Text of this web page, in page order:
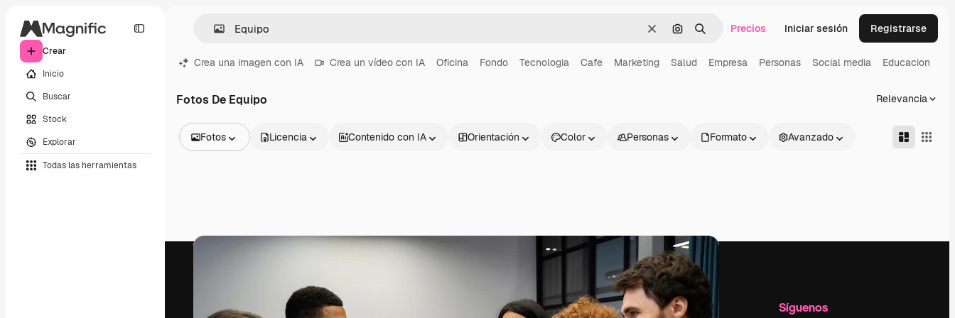
Crear
Inicio
Buscar
Stock
Explorar
Todas las herramientas
BorrarBuscar por imagen
BuscarPrecios Iniciar sesión Registrarse
Crea una imagen con IA Crea un vídeo con IA Oficina Fondo Tecnologia Cafe Marketing Salud Empresa Personas Social media Educacion
Fotos De Equipo Relevancia
Fotos
Vídeos
Fuentes
Licencia Contenido con IA Orientación Color Personas Formato Avanzado
Productos Información útil Empresa Síguenos